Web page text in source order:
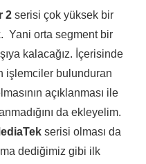
2 serisi çok yüksek bir
Yani orta segment bir
kalacağız. İçerisinde
işlemciler bulunduran
açıklanması ile
da ekleyelim.
serisi olması da
dediğimiz gibi ilk